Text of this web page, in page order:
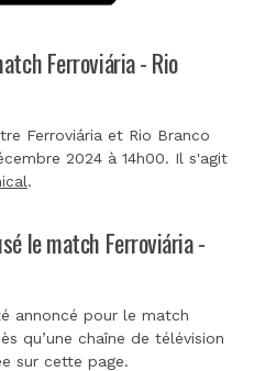
Ferroviária - Rio
Ferroviária et Rio Branco
2024 à 14h00. Il s'agit
.
le match Ferroviária -
annoncé pour le match
qu’une chaîne de télévision
sur cette page.